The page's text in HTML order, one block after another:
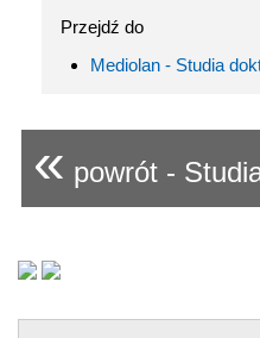
Przejdź do
Mediolan - Studia
« powrót -